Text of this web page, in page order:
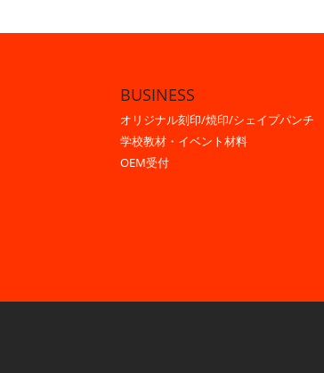
BUSINESS
オリジナル刻印/焼印/シェイプパンチ
学校教材・イベント材料
OEM受付